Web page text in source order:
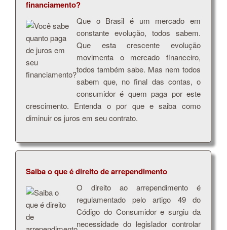
financiamento?
Que o Brasil é um mercado em
constante evolução, todos sabem.
Que esta crescente evolução
movimenta o mercado financeiro,
todos também sabe. Mas nem todos
sabem que, no final das contas, o
consumidor é quem paga por este
crescimento. Entenda o por que e saiba como
diminuir os juros em seu contrato.
Saiba o que é direito de arrependimento
O direito ao arrependimento é
regulamentado pelo artigo 49 do
Código do Consumidor e surgiu da
necessidade do legislador controlar